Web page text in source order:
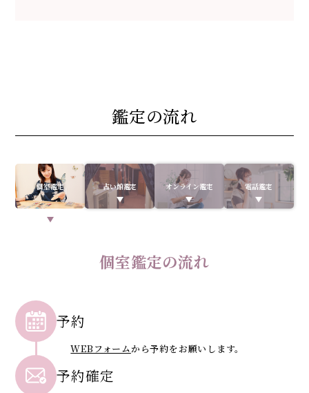
鑑定の流れ
個室鑑定 占い館鑑定 オンライン鑑定 電話鑑定
個室鑑定の流れ
予約
WEBフォームから予約をお願いします。
予約確定